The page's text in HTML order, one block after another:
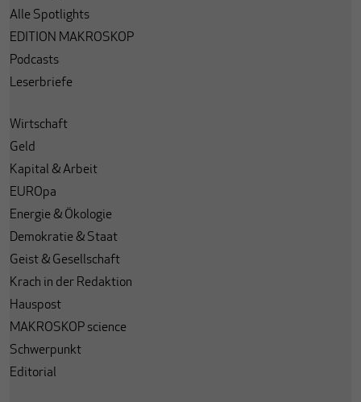
Alle Spotlights
EDITION MAKROSKOP
Podcasts
Leserbriefe
Wirtschaft
Geld
Kapital & Arbeit
EUROpa
Energie & Ökologie
Demokratie & Staat
Geist & Gesellschaft
Krach in der Redaktion
Hauspost
MAKROSKOP science
Schwerpunkt
Editorial